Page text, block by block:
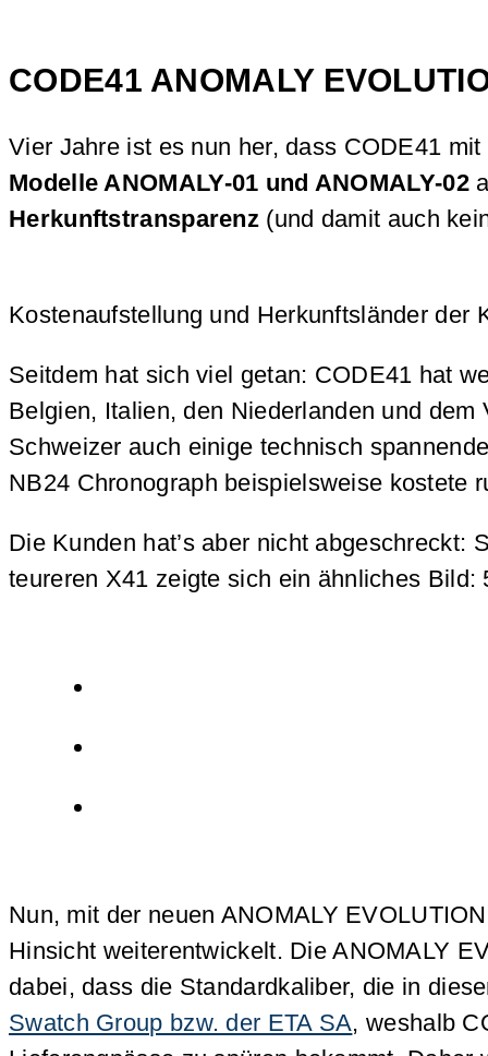
CODE41 ANOMALY
Vier Jahre ist es nun her, dass CODE41
Modelle ANOMALY-01 und ANOMALY-02
Herkunftstransparenz (und damit auch
Kostenaufstellung und Herkunftsländer der
Seitdem hat sich viel getan: CODE41 hat
Belgien, Italien, den Niederlanden und
Schweizer auch einige technisch
NB24 Chronograph beispielsweise kostete
Die Kunden hat’s aber nicht
teureren X41 zeigte sich ein ähnliches
Nun, mit der neuen ANOMALY
Hinsicht weiterentwickelt. Die ANOMALY
dabei, dass die Standardkaliber, die in
Swatch Group bzw. der ETA SA, weshalb